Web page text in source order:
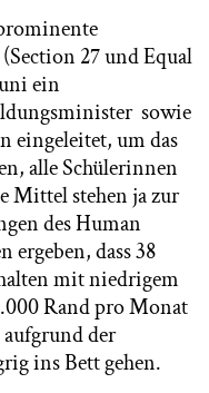
27 und Equal
ein
sowie
eingeleitet, um das
alle Schülerinnen
Mittel stehen ja zur
des Human
ergeben, dass 38
mit niedrigem
Rand pro Monat
der
ins Bett gehen.